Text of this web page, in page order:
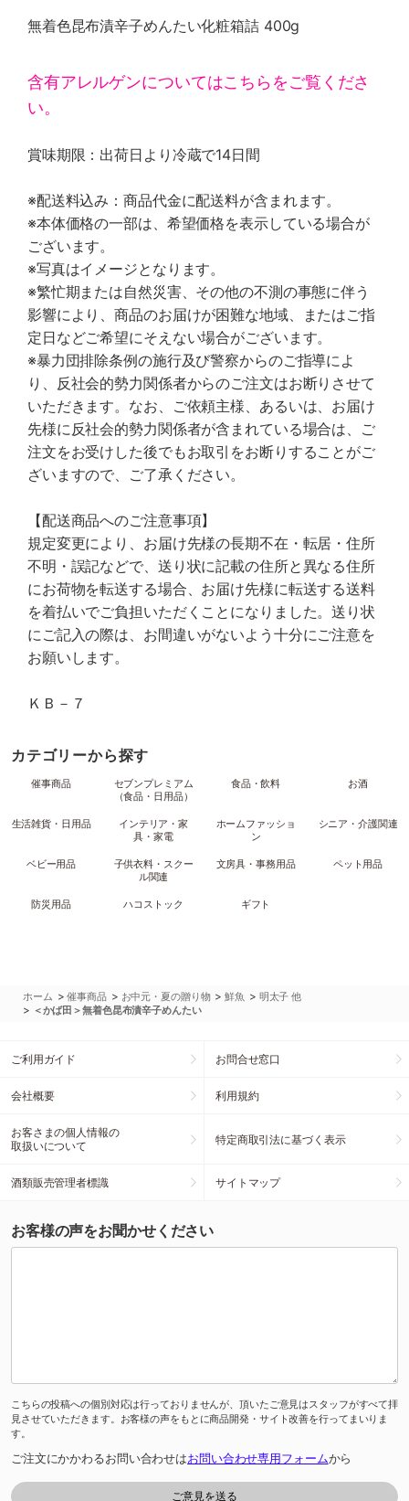
無着色昆布漬辛子めんたい化粧箱詰 400g
含有アレルゲンについてはこちらをご覧くださ
い。
賞味期限：出荷日より冷蔵で14日間
※配送料込み：商品代金に配送料が含まれます。
※本体価格の一部は、希望価格を表示している場合が
ございます。
※写真はイメージとなります。
※繁忙期または自然災害、その他の不測の事態に伴う
影響により、商品のお届けが困難な地域、またはご指
定日などご希望にそえない場合がございます。
※暴力団排除条例の施行及び警察からのご指導によ
り、反社会的勢力関係者からのご注文はお断りさせて
いただきます。なお、ご依頼主様、あるいは、お届け
先様に反社会的勢力関係者が含まれている場合は、ご
注文をお受けした後でもお取引をお断りすることがご
ざいますので、ご了承ください。
【配送商品へのご注意事項】
規定変更により、お届け先様の長期不在・転居・住所
不明・誤記などで、送り状に記載の住所と異なる住所
にお荷物を転送する場合、お届け先様に転送する送料
を着払いでご負担いただくことになりました。送り状
にご記入の際は、お間違いがないよう十分にご注意を
お願いします。
ＫＢ－７
カテゴリーから探す
催事商品
セブンプレミアム
（食品・日用品）
食品・飲料 お酒
生活雑貨・日用品
インテリア・家
具・家電
ホームファッショ
ン
シニア・介護関連
ベビー用品
子供衣料・スクー
ル関連
文房具・事務用品 ペット用品
防災用品 ハコストック ギフト
ホーム >催事商品 > お中元・夏の贈り物 >鮮魚 > 明太子 他
> ＜かば田＞無着色昆布漬辛子めんたい
ご利用ガイド お問合せ窓口
会社概要 利用規約
お客さまの個人情報の
取扱いについて
特定商取引法に基づく表示
酒類販売管理者標識 サイトマップ
お客様の声をお聞かせください
こちらの投稿への個別対応は行っておりませんが、頂いたご意見はスタッフがすべて拝
見させていただきます。お客様の声をもとに商品開発・サイト改善を行ってまいりま
す。
ご注文にかかわるお問い合わせはお問い合わせ専用フォームから